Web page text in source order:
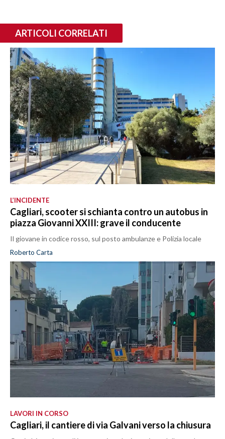
ARTICOLI CORRELATI
L’INCIDENTE
Cagliari, scooter si schianta contro un autobus in
piazza Giovanni XXIII: grave il conducente
Il giovane in codice rosso, sul posto ambulanze e Polizia locale
Roberto Carta
LAVORI IN CORSO
Cagliari, il cantiere di via Galvani verso la chiusura